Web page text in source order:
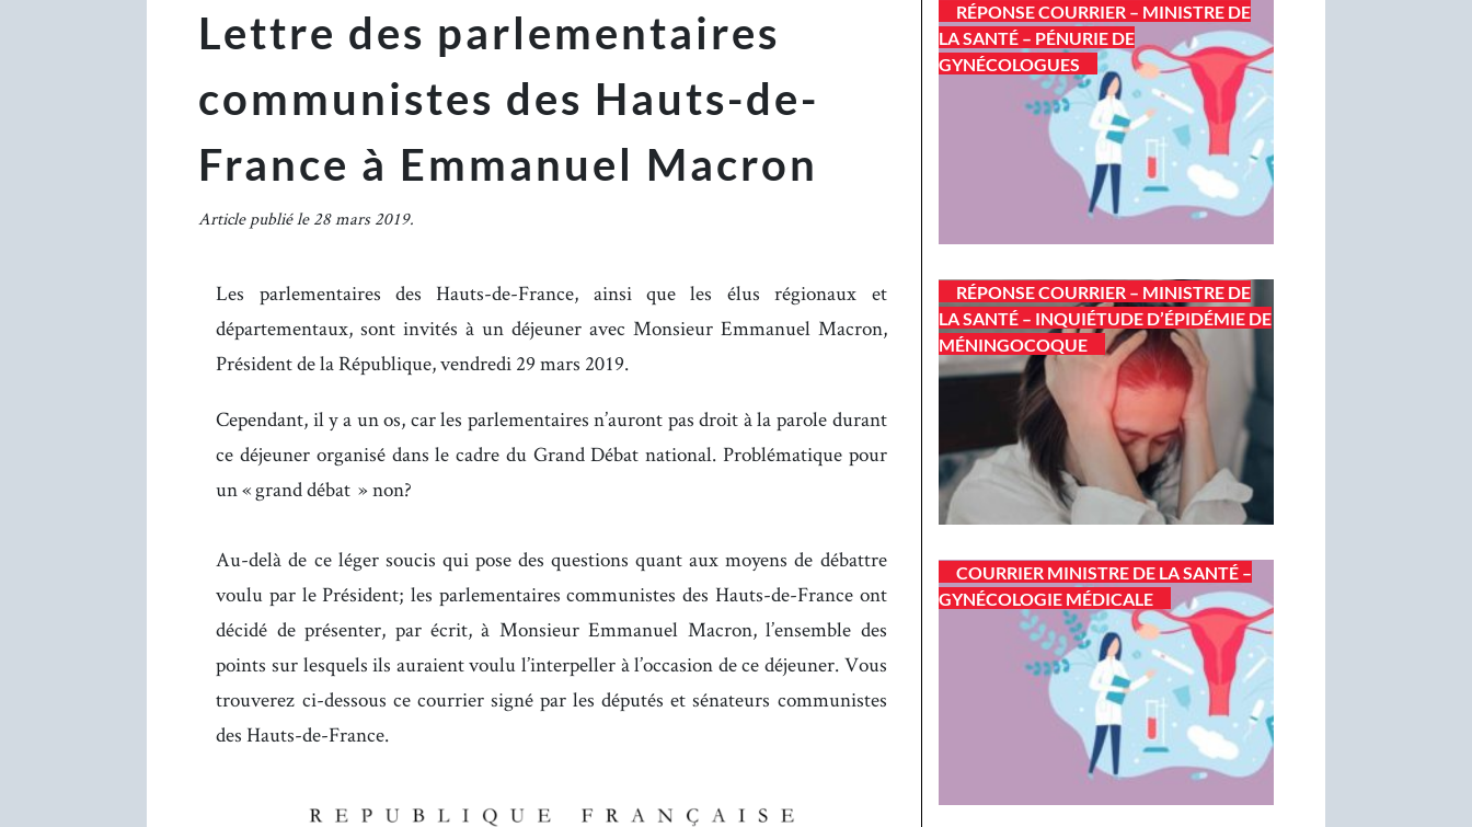
Lettre des parlementaires
communistes des Hauts-de-
France à Emmanuel Macron
Article publié le 28 mars 2019.
Les parlementaires des Hauts-de-France, ainsi que les élus régionaux et
départementaux, sont invités à un déjeuner avec Monsieur Emmanuel Macron,
Président de la République, vendredi 29 mars 2019.
Cependant, il y a un os, car les parlementaires n’auront pas droit à la parole durant
ce déjeuner organisé dans le cadre du Grand Débat national. Problématique pour
un « grand débat » non?
Au-delà de ce léger soucis qui pose des questions quant aux moyens de débattre
voulu par le Président; les parlementaires communistes des Hauts-de-France ont
décidé de présenter, par écrit, à Monsieur Emmanuel Macron, l’ensemble des
points sur lesquels ils auraient voulu l’interpeller à l’occasion de ce déjeuner. Vous
trouverez ci-dessous ce courrier signé par les députés et sénateurs communistes
des Hauts-de-France.
RÉPONSE COURRIER – MINISTRE DE
LA SANTÉ – PÉNURIE DE
GYNÉCOLOGUES
RÉPONSE COURRIER – MINISTRE DE
LA SANTÉ – INQUIÉTUDE D’ÉPIDÉMIE DE
MÉNINGOCOQUE
COURRIER MINISTRE DE LA SANTÉ –
GYNÉCOLOGIE MÉDICALE